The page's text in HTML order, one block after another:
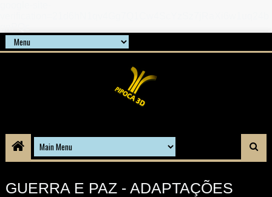
GUERRA E PAZ - ADAPTAÇÕES